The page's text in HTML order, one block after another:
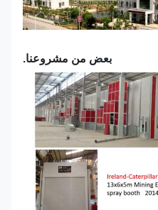
بعض من مشروعنا.